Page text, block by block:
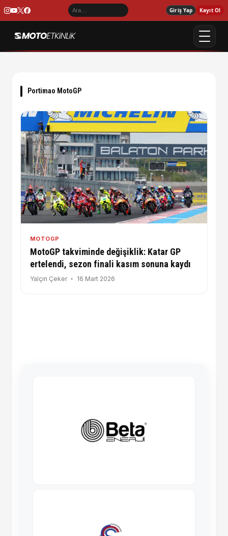
Giriş Yap Kayıt Ol
Portimao MotoGP
MOTOGP
MotoGP takviminde değişiklik: Katar GP
ertelendi, sezon finali kasım sonuna kaydı
Yalçın Çeker 16 Mart 2026